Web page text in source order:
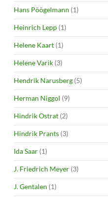
Hans Pöögelmann (1)
Heinrich Lepp (1)
Helene Kaart (1)
Helene Varik (3)
Hendrik Narusberg (5)
Herman Niggol (9)
Hindrik Ostrat (2)
Hindrik Prants (3)
Ida Saar (1)
J. Friedrich Meyer (3)
J. Gentalen (1)